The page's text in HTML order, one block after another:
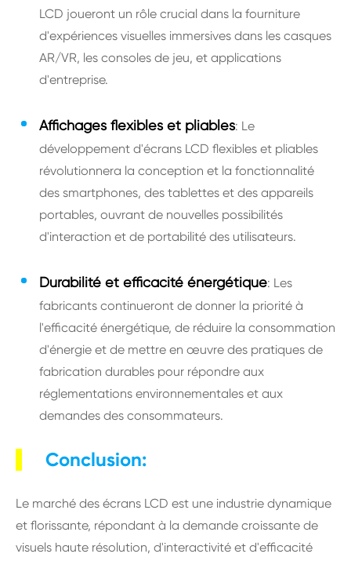
LCD joueront un rôle crucial dans la fourniture
d'expériences visuelles immersives dans les casques
AR/VR, les consoles de jeu, et applications
d'entreprise.
Affichages flexibles et pliables: Le
développement d'écrans LCD flexibles et pliables
révolutionnera la conception et la fonctionnalité
des smartphones, des tablettes et des appareils
portables, ouvrant de nouvelles possibilités
d'interaction et de portabilité des utilisateurs.
Durabilité et efficacité énergétique: Les
fabricants continueront de donner la priorité à
l'efficacité énergétique, de réduire la consommation
d'énergie et de mettre en œuvre des pratiques de
fabrication durables pour répondre aux
réglementations environnementales et aux
demandes des consommateurs.
Conclusion:
Le marché des écrans LCD est une industrie dynamique
et florissante, répondant à la demande croissante de
visuels haute résolution, d'interactivité et d'efficacité